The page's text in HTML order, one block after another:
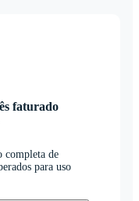
faturado
completa de
para uso